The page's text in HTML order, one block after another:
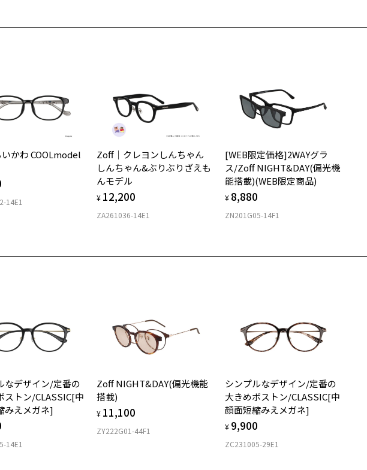
なります。
。
ェクト”Haim”を立ち上げる。
お持ちのZoffメガネサイズを確認するには？
仕上がり寸法
D 仕上がりの横幅：約142mm
E 仕上がりの縦幅：約42mm
ウエリントン
フロント素材：アセテート
安心2 視力測定無料
視力の変化を早めに発見するために、定期的な視力測定をおす
すめいたします。
安心3 かかり具合調整無料
フレームの歪みやかかり具合の調整・クリーニングは、全国の
Zoff店舗にていつでも対応いたします。
＜メガネの度数情報がわからない方へ＞
オンラインストアでフレームのみ購入して、
ご購入時に「レンズ交換券」をお選びいただくと、実店舗で度数を測定
のうえ、
度付きレンズ（標準セットレンズ）へ無料交換いただけます。
詳しくはこちら
実店舗で度数を測定いただけます
かわ COOLmodel
14E1
Zoff｜クレヨンしんちゃん
しんちゃん&ぶりぶりざえも
んモデル
¥ 12,200
ZA261036-14E1
[WEB限定価格]2WAYグラ
ス/Zoff NIGHT&DAY(偏光機
能搭載)(WEB限定商品)
¥ 8,880
ZN201G05-14F1
なデザイン/定番の
ストン/CLASSIC[中
みえメガネ]
14E1
Zoff NIGHT&DAY(偏光機能
搭載)
¥ 11,100
ZY222G01-44F1
シンプルなデザイン/定番の
大きめボストン/CLASSIC[中
顔面短縮みえメガネ]
¥ 9,900
ZC231005-29E1